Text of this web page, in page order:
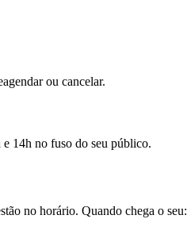
ou cancelar.
14h no fuso do seu público.
no horário. Quando chega o seu: